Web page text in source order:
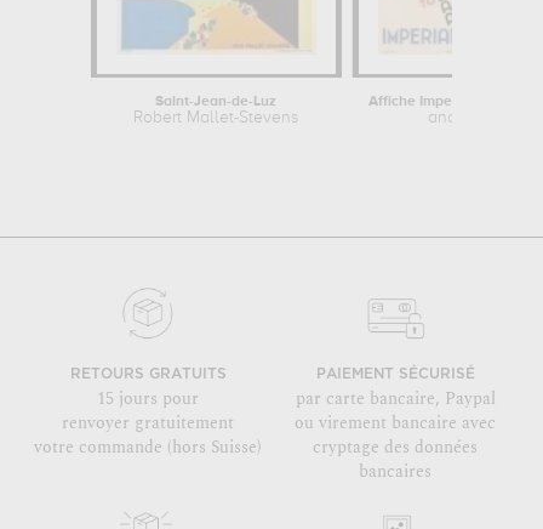
Saint-Jean-de-Luz
Robert Mallet-Stevens anonyme
RETOURS GRATUITS
15 jours pour
renvoyer gratuitement
votre commande (hors Suisse)
PAIEMENT SÉCURISÉ
par carte bancaire, Paypal
ou virement bancaire avec
cryptage des données
bancaires